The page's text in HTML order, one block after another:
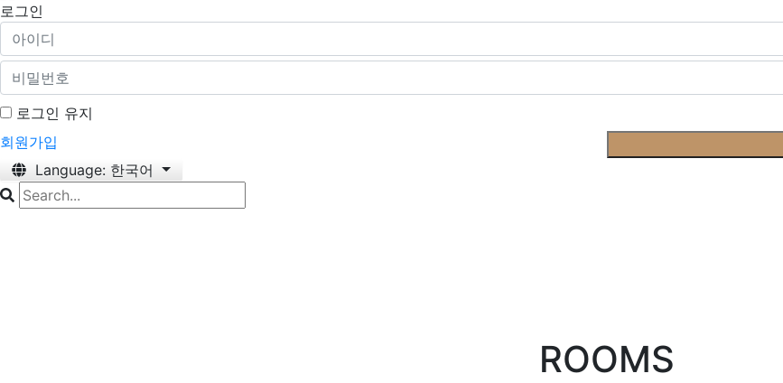
로그인
로그인 유지
회원가입
Language: 한국어
ROOMS